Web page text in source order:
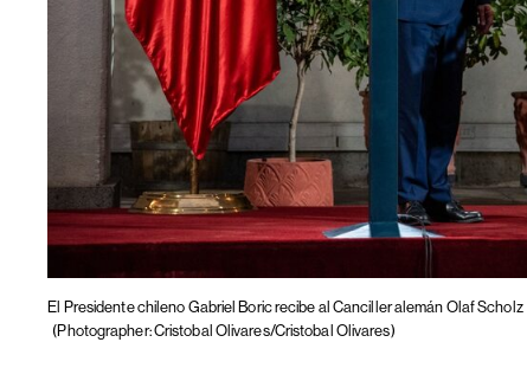
El Presidente chileno Gabriel Boric recibe al Canciller alemán Olaf Scholz
(Photographer: Cristobal Olivares/Cristobal Olivares)